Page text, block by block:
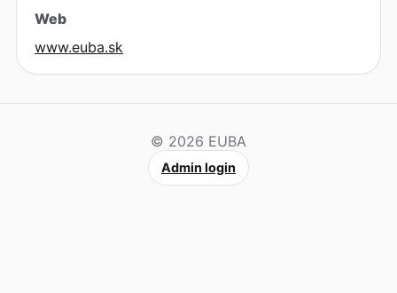
Web
www.euba.sk
© 2026 EUBA
Admin login